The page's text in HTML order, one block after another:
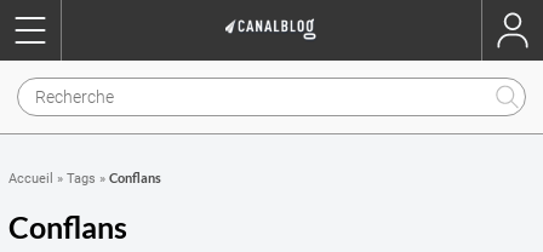
Accueil » Tags » Conflans
Conflans